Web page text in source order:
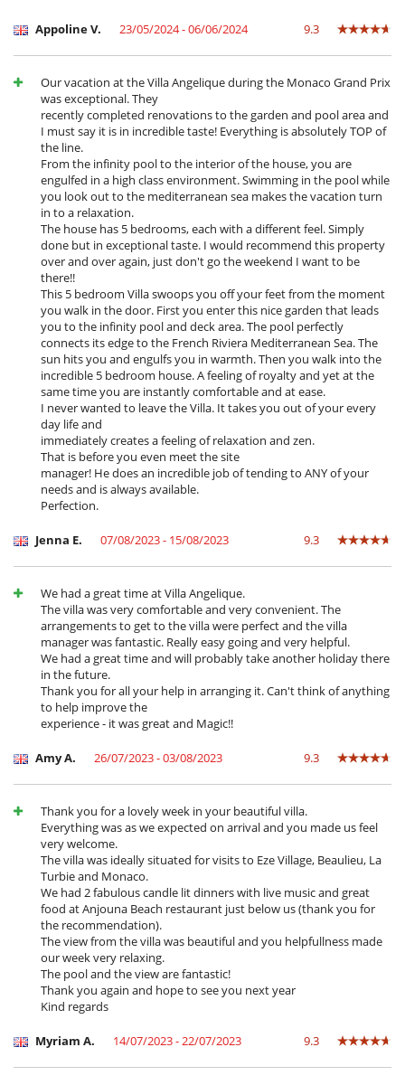
Bar
Internetzugang (Wifi)
Pool mit Überlauf
Appoline V. 23/05/2024 - 06/06/2024 9.3
Our vacation at the Villa Angelique during the Monaco Grand Prix
was exceptional. They
recently completed renovations to the garden and pool area and
I must say it is in incredible taste! Everything is absolutely TOP of
the line.
From the infinity pool to the interior of the house, you are
engulfed in a high class environment. Swimming in the pool while
you look out to the mediterranean sea makes the vacation turn
in to a relaxation.
The house has 5 bedrooms, each with a different feel. Simply
done but in exceptional taste. I would recommend this property
over and over again, just don't go the weekend I want to be
there!!
This 5 bedroom Villa swoops you off your feet from the moment
you walk in the door. First you enter this nice garden that leads
you to the infinity pool and deck area. The pool perfectly
connects its edge to the French Riviera Mediterranean Sea. The
sun hits you and engulfs you in warmth. Then you walk into the
incredible 5 bedroom house. A feeling of royalty and yet at the
same time you are instantly comfortable and at ease.
I never wanted to leave the Villa. It takes you out of your every
day life and
immediately creates a feeling of relaxation and zen.
That is before you even meet the site
manager! He does an incredible job of tending to ANY of your
needs and is always available.
Perfection.
Jenna E. 07/08/2023 - 15/08/2023 9.3
We had a great time at Villa Angelique.
The villa was very comfortable and very convenient. The
arrangements to get to the villa were perfect and the villa
manager was fantastic. Really easy going and very helpful.
We had a great time and will probably take another holiday there
in the future.
Thank you for all your help in arranging it. Can't think of anything
to help improve the
experience - it was great and Magic!!
Amy A. 26/07/2023 - 03/08/2023 9.3
Thank you for a lovely week in your beautiful villa.
Everything was as we expected on arrival and you made us feel
very welcome.
The villa was ideally situated for visits to Eze Village, Beaulieu, La
Turbie and Monaco.
We had 2 fabulous candle lit dinners with live music and great
food at Anjouna Beach restaurant just below us (thank you for
the recommendation).
The view from the villa was beautiful and you helpfullness made
our week very relaxing.
The pool and the view are fantastic!
Thank you again and hope to see you next year
Kind regards
Myriam A. 14/07/2023 - 22/07/2023 9.3